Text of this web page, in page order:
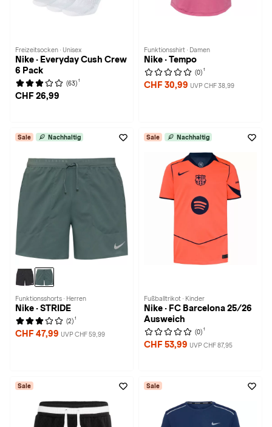
Freizeitsocken · Unisex
Nike · Everyday Cush Crew
6 Pack
(63) 1
CHF 26,99
Funktionsshirt · Damen
Nike · Tempo
(0) 1
CHF 30,99 UVP CHF 38,99
Sale Nachhaltig
Funktionsshorts · Herren
Nike · STRIDE
(2) 1
CHF 47,99 UVP CHF 59,99
Sale Nachhaltig
Fußballtrikot · Kinder
Nike · FC Barcelona 25/26
Ausweich
(0) 1
CHF 53,99 UVP CHF 87,95
Sale Sale